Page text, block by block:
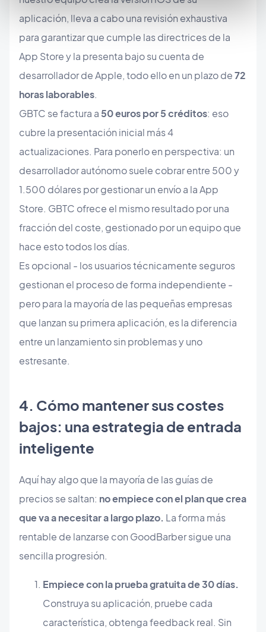
aplicación, lleva a cabo una revisión exhaustiva
para garantizar que cumple las directrices de la
App Store y la presenta bajo su cuenta de
desarrollador de Apple, todo ello en un plazo de72
horas laborables.
GBTC se factura a50 euros por 5 créditos: eso
cubre la presentación inicial más 4
actualizaciones. Para ponerlo en perspectiva: un
desarrollador autónomo suele cobrar entre 500 y
1.500 dólares por gestionar un envío a la App
Store. GBTC ofrece el mismo resultado por una
fracción del coste, gestionado por un equipo que
hace esto todos los días.
Es opcional - los usuarios técnicamente seguros
gestionan el proceso de forma independiente -
pero para la mayoría de las pequeñas empresas
que lanzan su primera aplicación, es la diferencia
entre un lanzamiento sin problemas y uno
estresante.
4. Cómo mantener sus costes
bajos: una estrategia de entrada
inteligente
Aquí hay algo que la mayoría de las guías de
precios se saltan: no empiece con el plan que crea
que va a necesitar a largo plazo. La forma más
rentable de lanzarse con GoodBarber sigue una
sencilla progresión.
Empiece con la prueba gratuita de 30 días.
Construya su aplicación, pruebe cada
característica, obtenga feedback real. Sin